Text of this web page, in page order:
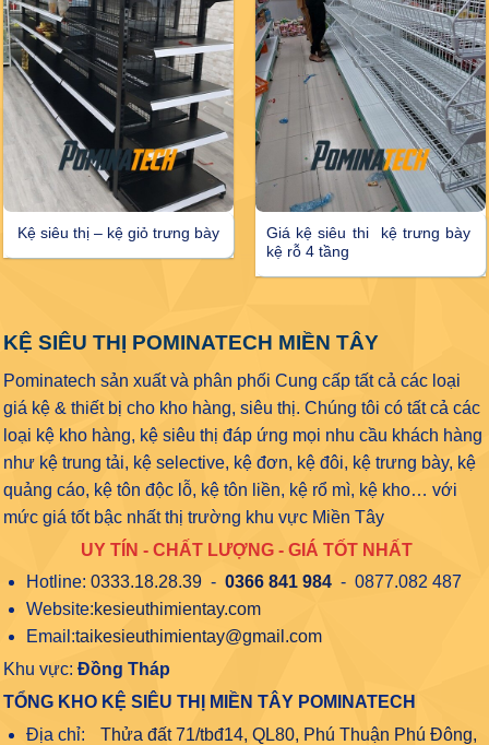
Kệ siêu thị – kệ giỏ trưng bày
Giá kệ siêu thi kệ trưng bày
kệ rỗ 4 tầng
KỆ SIÊU THỊ POMINATECH MIỀN TÂY
Pominatech sản xuất và phân phối Cung cấp tất cả các loại
giá kệ & thiết bị cho kho hàng, siêu thị. Chúng tôi có tất cả các
loại kệ kho hàng, kệ siêu thị đáp ứng mọi nhu cầu khách hàng
như kệ trung tải, kệ selective, kệ đơn, kệ đôi, kệ trưng bày, kệ
quảng cáo, kệ tôn độc lỗ, kệ tôn liền, kệ rổ mì, kệ kho… với
mức giá tốt bậc nhất thị trường khu vực Miền Tây
UY TÍN - CHẤT LƯỢNG - GIÁ TỐT NHẤT
Hotline: 0333.18.28.39- 0366 841 984- 0877.082 487
Website:kesieuthimientay.com
Email:taikesieuthimientay@gmail.com
Khu vực: Đồng Tháp
TỔNG KHO KỆ SIÊU THỊ MIỀN TÂY POMINATECH
Địa chỉ:
Thửa đất 71/tbđ14, QL80, Phú Thuận Phú Đông,